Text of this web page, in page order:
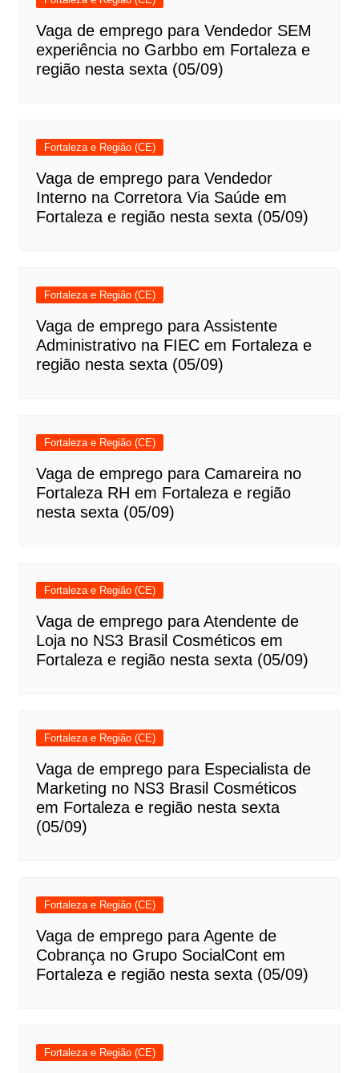
Vaga de emprego para Vendedor SEM
experiência no Garbbo em Fortaleza e
região nesta sexta (05/09)
Fortaleza e Região (CE)
Vaga de emprego para Vendedor
Interno na Corretora Via Saúde em
Fortaleza e região nesta sexta (05/09)
Fortaleza e Região (CE)
Vaga de emprego para Assistente
Administrativo na FIEC em Fortaleza e
região nesta sexta (05/09)
Fortaleza e Região (CE)
Vaga de emprego para Camareira no
Fortaleza RH em Fortaleza e região
nesta sexta (05/09)
Fortaleza e Região (CE)
Vaga de emprego para Atendente de
Loja no NS3 Brasil Cosméticos em
Fortaleza e região nesta sexta (05/09)
Fortaleza e Região (CE)
Vaga de emprego para Especialista de
Marketing no NS3 Brasil Cosméticos
em Fortaleza e região nesta sexta
(05/09)
Fortaleza e Região (CE)
Vaga de emprego para Agente de
Cobrança no Grupo SocialCont em
Fortaleza e região nesta sexta (05/09)
Fortaleza e Região (CE)